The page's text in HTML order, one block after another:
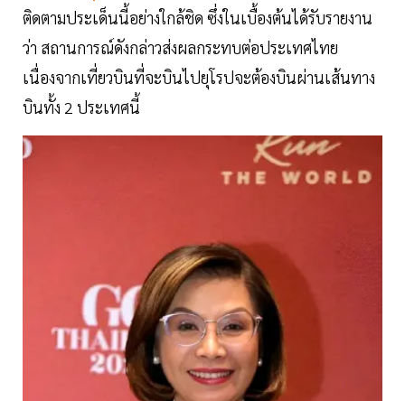
ติดตามประเด็นนี้อย่างใกล้ชิด ซึ่งในเบื้องต้นได้รับรายงาน
ว่า สถานการณ์ดังกล่าวส่งผลกระทบต่อประเทศไทย
เนื่องจากเที่ยวบินที่จะบินไปยุโรปจะต้องบินผ่านเส้นทาง
บินทั้ง 2 ประเทศนี้